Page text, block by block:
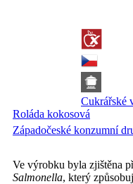
Cukrářské
Roláda kokosová
Západočeské konzumní
Ve výrobku byla zjištěna
Salmonella, který